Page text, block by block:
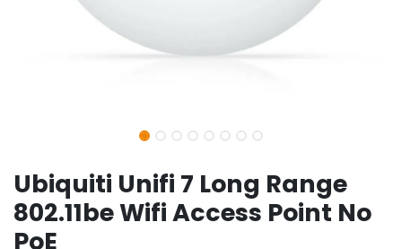
Ubiquiti Unifi 7 Long Range
802.11be Wifi Access Point No
PoE